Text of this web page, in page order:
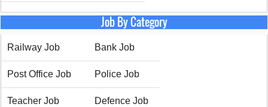
Job By Category
Railway Job Bank Job
Post Office Job Police Job
Teacher Job Defence Job